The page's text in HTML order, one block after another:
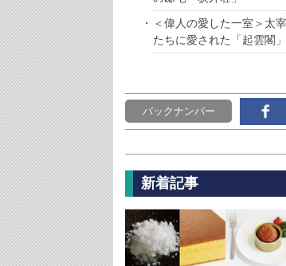
＜偉人の愛した一室＞太
たちに愛された「起雲閣」
バックナンバー
新着記事